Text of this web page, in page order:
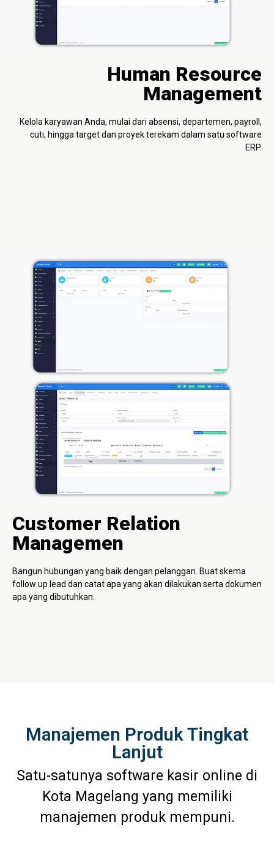
Human Resource
Management
Kelola karyawan Anda, mulai dari absensi, departemen, payroll,
cuti, hingga target dan proyek terekam dalam satu software
ERP.
Customer Relation
Managemen
Bangun hubungan yang baik dengan pelanggan. Buat skema
follow up lead dan catat apa yang akan dilakukan serta dokumen
apa yang dibutuhkan.
Manajemen Produk Tingkat
Lanjut
Satu-satunya software kasir online di
Kota Magelang yang memiliki
manajemen produk mempuni.